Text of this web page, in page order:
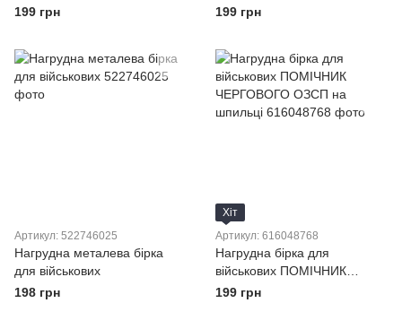
кріплення булавка або
199 грн
199 грн
Артикул: 522746025
Нагрудна металева бірка
для військових
198 грн
Хіт
Артикул: 616048768
Нагрудна бірка для
військових ПОМІЧНИК
ЧЕРГОВОГО ОЗСП на
199 грн